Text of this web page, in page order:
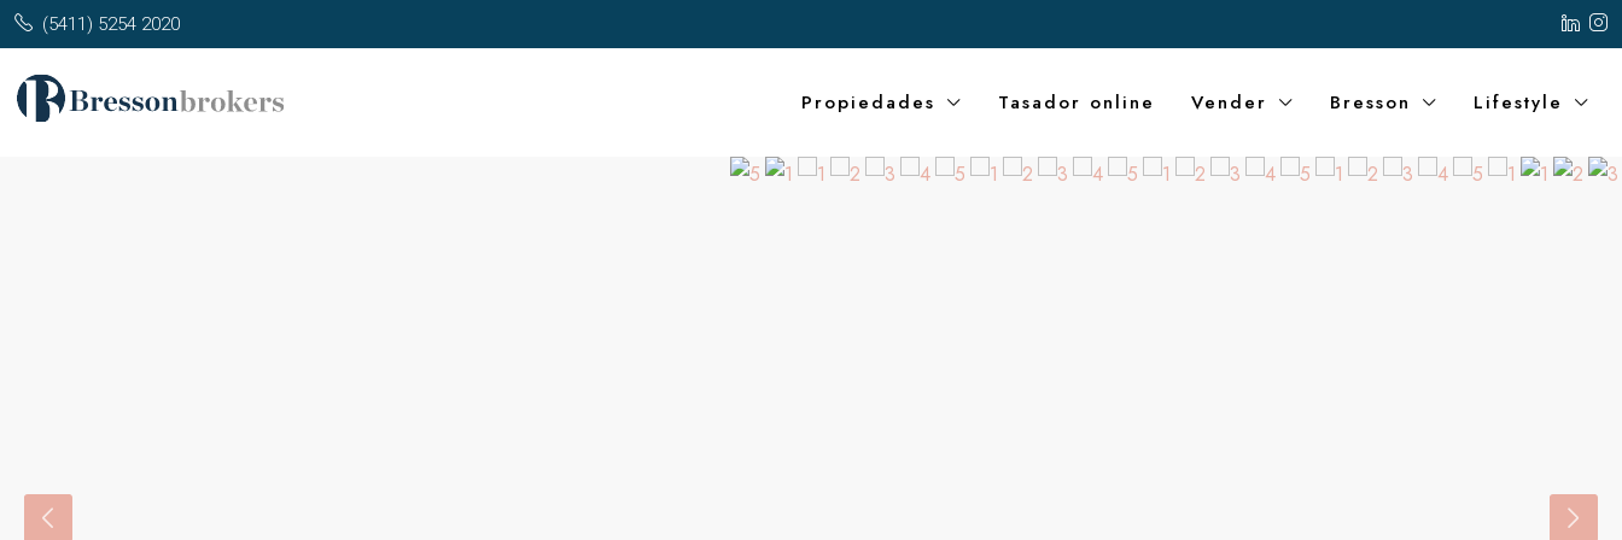
(5411) 5254 2020
Propiedades Tasador online Vender Bresson Lifestyle